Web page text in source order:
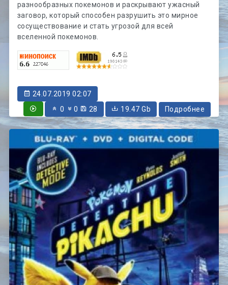
разнообразных покемонов и раскрывают ужасный
заговор, который способен разрушить это мирное
сосуществование и стать угрозой для всей
вселенной покемонов.
24.07.2019 02:07
0
0 28 19.47 Gb Подробнее